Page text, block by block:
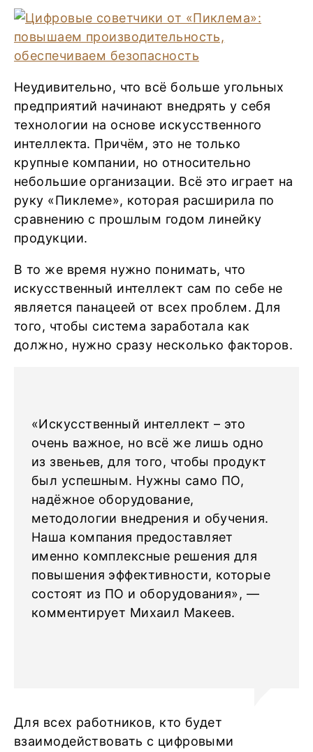
Неудивительно, что всё больше угольных
предприятий начинают внедрять у себя
технологии на основе искусственного
интеллекта. Причём, это не только
крупные компании, но относительно
небольшие организации. Всё это играет на
руку «Пиклеме», которая расширила по
сравнению с прошлым годом линейку
продукции.
В то же время нужно понимать, что
искусственный интеллект сам по себе не
является панацеей от всех проблем. Для
того, чтобы система заработала как
должно, нужно сразу несколько факторов.
«Искусственный интеллект – это
очень важное, но всё же лишь одно
из звеньев, для того, чтобы продукт
был успешным. Нужны само ПО,
надёжное оборудование,
методологии внедрения и обучения.
Наша компания предоставляет
именно комплексные решения для
повышения эффективности, которые
состоят из ПО и оборудования», —
комментирует Михаил Макеев.
Для всех работников, кто будет
взаимодействовать с цифровыми